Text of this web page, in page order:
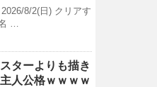
8/2(日) クリアす
…
ターよりも描き
人公格ｗｗｗｗ